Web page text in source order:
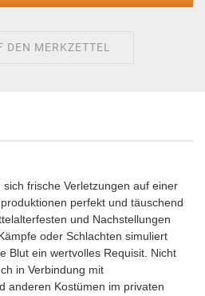
DEN MERKZETTEL
frische Verletzungen auf einer
perfekt und täuschend
und Nachstellungen
oder Schlachten simuliert
Blut ein wertvolles Requisit. Nicht
in Verbindung mit
anderen Kostümen im privaten